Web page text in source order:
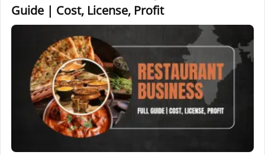
Guide | Cost, License, Profit
Business
कसा
करावा?
Full
Guide
Cost,
License,
Profit